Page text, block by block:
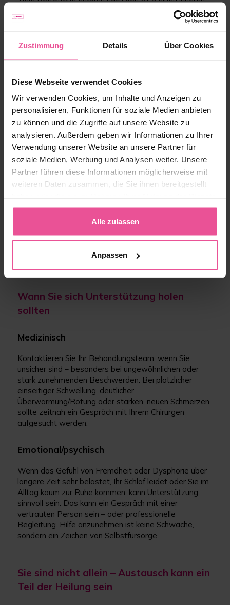
Zustimmung Details Über Cookies
Diese Webseite verwendet Cookies
Wir verwenden Cookies, um Inhalte und Anzeigen zu
personalisieren, Funktionen für soziale Medien anbieten
zu können und die Zugriffe auf unsere Website zu
analysieren. Außerdem geben wir Informationen zu Ihrer
Verwendung unserer Website an unsere Partner für
soziale Medien, Werbung und Analysen weiter. Unsere
Partner führen diese Informationen möglicherweise mit
weiteren Daten zusammen, die Sie ihnen bereitgestellt
gesammelt haben.
Alle zulassen
Anpassen
Erschöpfung, Zweifel oder Gereiztheit. Das ist
hinter sich, der Alltag ist vorübergehend anders und Ihr
Nervensystem verarbeitet die Veränderung.
Augen zu verlieren: Heilung ist kein geradliniger Weg.
Umgang mit Kommentaren und
Erwartungen
Manchmal kommen Fragen aus dem Umfeld: „Siehst
du schon einen Unterschied?“ oder „Bist du jetzt
fertig?“
Solche Sätze können Druck erzeugen. Sie müssen nicht
alles erklären.
Alltagsschritte.“
Wann Sie sich Unterstützung holen
sollten
Medizinisch
Kontaktieren Sie Ihr Behandlungsteam, wenn Sie
unsicher sind – besonders bei ungewöhnlichen oder
stark zunehmenden Beschwerden. Bei plötzlicher
einseitiger Schwellung, deutlicher
Überwärmung/Rötung oder starken, neuen Schmerzen
sollte zeitnah ein Gespräch mit Ihrem Chirurgen
aufgesucht werden.
Emotional/psychisch
Wenn das Gefühl von Fremdheit oder Dysphorie über
längere Zeit sehr belastet, Ihr Schlaf leidet oder Sie im
Alltag kaum zur Ruhe kommen, kann Unterstützung
sinnvoll sein. Das kann ein Gespräch mit einer
vertrauten Person sein – oder professionelle
Begleitung. Hilfe anzunehmen ist keine Schwäche,
sondern ein Zeichen von Selbstfürsorge.
Sie sind nicht allein – Austausch kann ein
Teil der Heilung sein